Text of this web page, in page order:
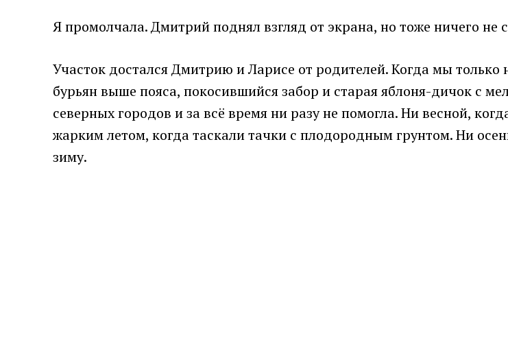
Я промолчала. Дмитрий поднял взгляд от экрана, но тоже ничего не
Участок достался Дмитрию и Ларисе от родителей. Когда мы
бурьян выше пояса, покосившийся забор и старая яблоня-дичок с
северных городов и за всё время ни разу не помогла. Ни весной,
жарким летом, когда таскали тачки с плодородным грунтом. Ни
зиму.